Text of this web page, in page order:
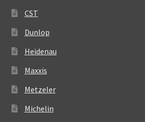
CST
Dunlop
Heidenau
Maxxis
Metzeler
Michelin